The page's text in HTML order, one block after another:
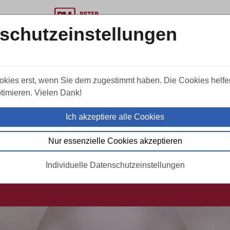
VERANSTALTUNGSHINWEIS
durch die
erst, wenn Sie dem zugestimmt haben. Die Cookies
Vielen Dank!
Ich akzeptiere alle Cookies
Nur essenzielle Cookies akzeptieren
Individuelle Datenschutzeinstellungen